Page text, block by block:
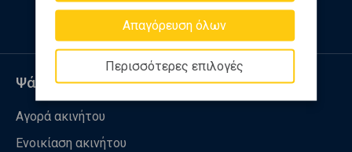
Απαγόρευση όλων
Περισσότερες επιλογές
Ψάχνω για
Αγορά ακινήτου
Ενοικίαση ακινήτου